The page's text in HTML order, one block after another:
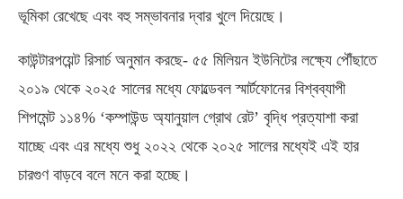
ভূমিকা রেখেছে এবং বহু সম্ভাবনার দ্বার খুলে দিয়েছে।
কাউন্টারপয়েন্ট রিসার্চ অনুমান করছে- ৫৫ মিলিয়ন ইউনিটের লক্ষ্যে পৌঁছাতে
২০১৯ থেকে ২০২৫ সালের মধ্যে ফোল্ডেবল স্মার্টফোনের বিশ্বব্যাপী
শিপমেন্ট ১১৪% ‘কম্পাউন্ড অ্যানুয়াল গ্রোথ রেট’ বৃদ্ধি প্রত্যাশা করা
যাচ্ছে এবং এর মধ্যে শুধু ২০২২ থেকে ২০২৫ সালের মধ্যেই এই হার
চারগুণ বাড়বে বলে মনে করা হচ্ছে।